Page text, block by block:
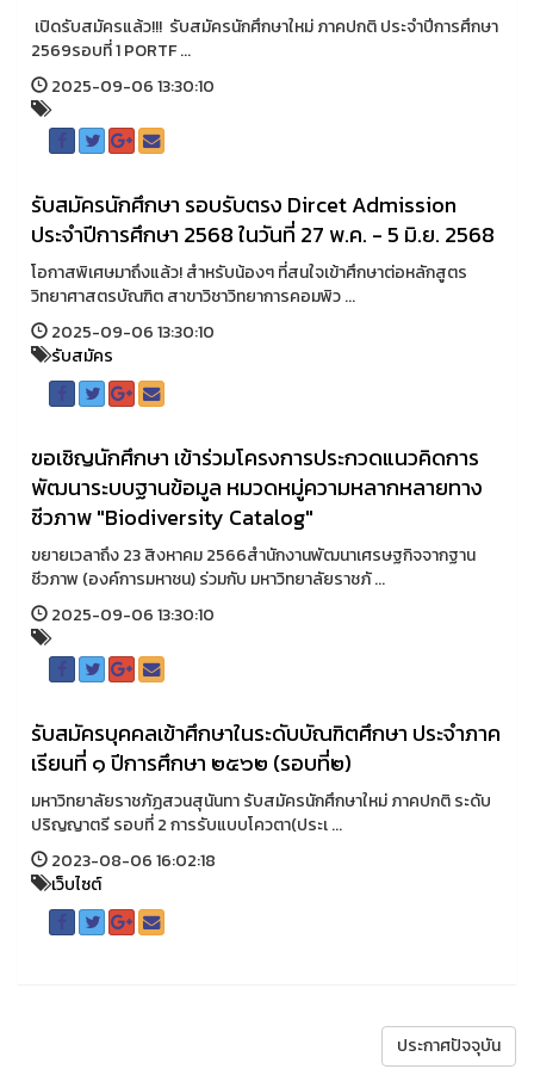
เปิดรับสมัครแล้ว!!! รับสมัครนักศึกษาใหม่ ภาคปกติ ประจำปีการศึกษา
2569รอบที่ 1 PORTF ...
2025-09-06 13:30:10
รับสมัครนักศึกษา รอบรับตรง Dircet Admission
ประจำปีการศึกษา 2568 ในวันที่ 27 พ.ค. - 5 มิ.ย. 2568
โอกาสพิเศษมาถึงแล้ว! สำหรับน้องๆ ที่สนใจเข้าศึกษาต่อหลักสูตร
วิทยาศาสตรบัณฑิต สาขาวิชาวิทยาการคอมพิว ...
2025-09-06 13:30:10
รับสมัคร
ขอเชิญนักศึกษา เข้าร่วมโครงการประกวดแนวคิดการ
พัฒนาระบบฐานข้อมูล หมวดหมู่ความหลากหลายทาง
ชีวภาพ "Biodiversity Catalog"
ขยายเวลาถึง 23 สิงหาคม 2566สำนักงานพัฒนาเศรษฐกิจจากฐาน
ชีวภาพ (องค์การมหาชน) ร่วมกับ มหาวิทยาลัยราชภั ...
2025-09-06 13:30:10
รับสมัครบุคคลเข้าศึกษาในระดับบัณฑิตศึกษา ประจำภาค
เรียนที่ ๑ ปีการศึกษา ๒๕๖๒ (รอบที่๒)
มหาวิทยาลัยราชภัฏสวนสุนันทา รับสมัครนักศึกษาใหม่ ภาคปกติ ระดับ
ปริญญาตรี รอบที่ 2 การรับแบบโควตา(ประเ ...
2023-08-06 16:02:18
เว็บไซต์
ประกาศปัจจุบัน